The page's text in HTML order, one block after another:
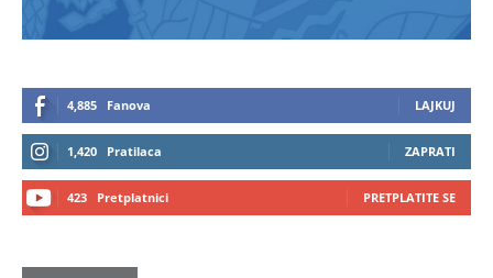
4,885 Fanova LAJKUJ
1,420 Pratilaca ZAPRATI
423 Pretplatnici PRETPLATITE SE